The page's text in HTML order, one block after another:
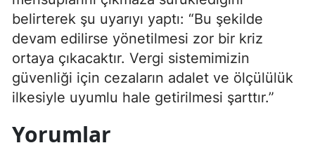
belirterek şu uyarıyı yaptı: “Bu şekilde
devam edilirse yönetilmesi zor bir kriz
ortaya çıkacaktır. Vergi sistemimizin
güvenliği için cezaların adalet ve ölçülülük
ilkesiyle uyumlu hale getirilmesi şarttır.”
Yorumlar